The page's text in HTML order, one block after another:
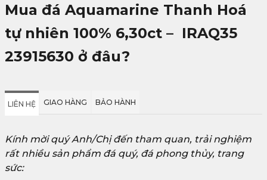
Mua đá Aquamarine Thanh Hoá
tự nhiên 100% 6,30ct – IRAQ35
23915630 ở đâu?
LIÊN HỆ GIAO HÀNG BẢO HÀNH
Kính mời quý Anh/Chị đến tham quan, trải nghiệm
rất nhiều sản phẩm đá quý, đá phong thủy, trang
sức: